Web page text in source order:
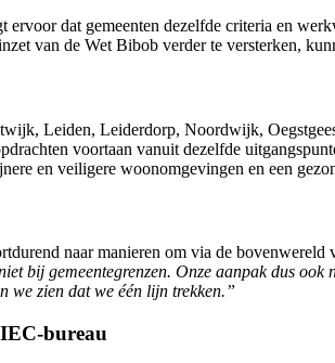
dat gemeenten dezelfde criteria en
van de Wet Bibob verder te versterken,
Leiden, Leiderdorp, Noordwijk,
voortaan vanuit dezelfde
en veiligere woonomgevingen en een
naar manieren om via de
bij gemeentegrenzen. Onze aanpak dus
we zien dat we één lijn trekken.”
bureau